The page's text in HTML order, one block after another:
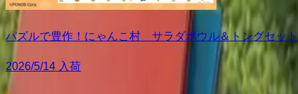
パズルで豊作！にゃんこ村 サラダボウル＆トングセット
2026/5/14 入荷